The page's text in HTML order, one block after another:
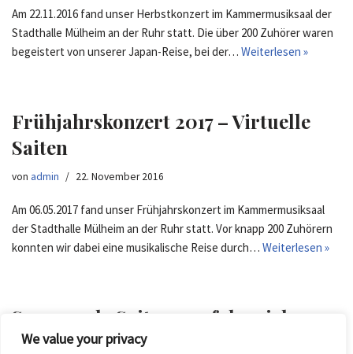
We value your privacy
Am 22.11.2016 fand unser Herbstkonzert im Kammermusiksaal der
Stadthalle Mülheim an der Ruhr statt. Die über 200 Zuhörer waren
begeistert von unserer Japan-Reise, bei der… Weiterlesen »
Frühjahrskonzert 2017 – Virtuelle
Saiten
von admin 22. November 2016
Am 06.05.2017 fand unser Frühjahrskonzert im Kammermusiksaal
der Stadthalle Mülheim an der Ruhr statt. Vor knapp 200 Zuhörern
konnten wir dabei eine musikalische Reise durch… Weiterlesen »
Spannende Saiten – erfolgreiches
Herbstkonzert